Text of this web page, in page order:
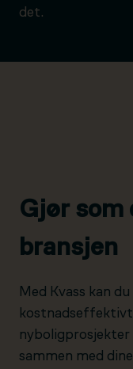
det.
Gjør som
bransjen
Med Kvass kan
kostnadseffektivt
nyboligprosjekter
sammen med